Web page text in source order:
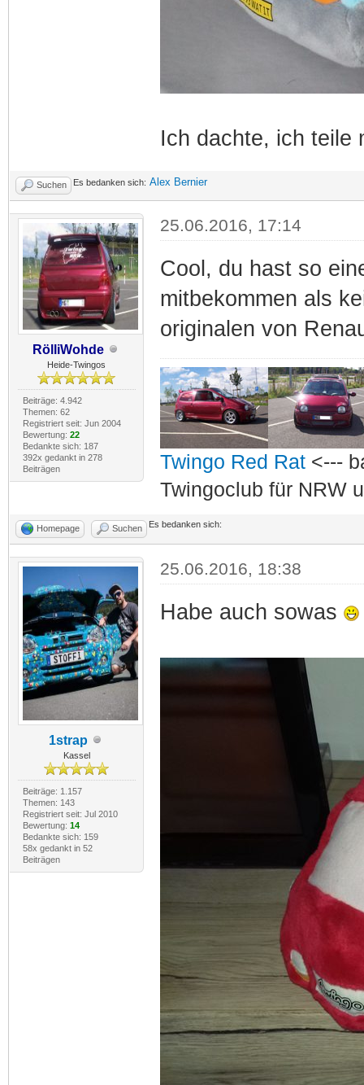
Ich dachte, ich teile
Suchen Es bedanken sich: Alex Bernier
RölliWohde
Heide-Twingos
Beiträge: 4.942
Themen: 62
Registriert seit: Jun 2004
Bewertung: 22
Bedankte sich: 187
392x gedankt in 278
Beiträgen
25.06.2016, 17:14
Cool, du hast so
mitbekommen als
originalen von
Twingo Red Rat<---
Twingoclub für NRW
Homepage Suchen Es bedanken sich:
1strap
Kassel
Beiträge: 1.157
Themen: 143
Registriert seit: Jul 2010
Bewertung: 14
Bedankte sich: 159
58x gedankt in 52
Beiträgen
25.06.2016, 18:38
Habe auch sowas